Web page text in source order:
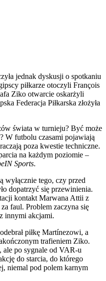
jednak dyskusji o spotkaniu
piłkarze otoczyli François
Ziko otwarcie oskarżyli
Federacja Piłkarska złożyła
świata w turnieju? Być może
W futbolu czasami pojawiają
poza kwestie techniczne.
na każdym poziomie –
Sports.
tego, czy przed
dopatrzyć się przewinienia.
kontakt Marwana Attii z
faul. Problem zaczyna się
innymi akcjami.
piłkę Martínezowi, a
trafieniem Ziko.
ale po sygnale od VAR-u
do starcia, do którego
niemal pod polem karnym